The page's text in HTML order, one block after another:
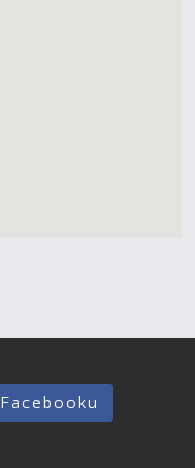
Facebooku